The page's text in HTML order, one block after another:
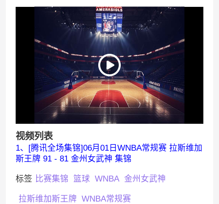
视频列表
1、[腾讯全场集锦]06月01日WNBA常规赛 拉斯维加
斯王牌 91 - 81 金州女武神 集锦
标签 比赛集锦 篮球 WNBA 金州女武神
拉斯维加斯王牌 WNBA常规赛